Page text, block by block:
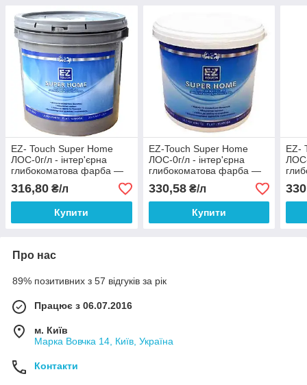
EZ- Touch Super Home
ЛОС-0г/л - інтер'єрна
глибокоматова фарба —
7.26 л
316,80 ₴/л
Купити
EZ-Touch Super Home
ЛОС-0г/л - інтер'єрна
глибокоматова фарба —
3,63 л
330,58₴/л
Купити
EZ-
330
Про нас
89% позитивних з 57 відгуків за рік
Працює з 06.07.2016
м. Київ
Марка Вовчка 14, Київ, Україна
Контакти